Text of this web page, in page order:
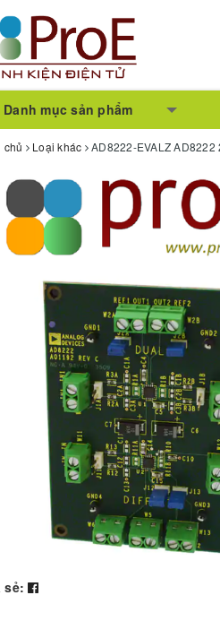
Danh mục sản phẩm
chủ Loại khác AD8222-EVALZ
sẻ: